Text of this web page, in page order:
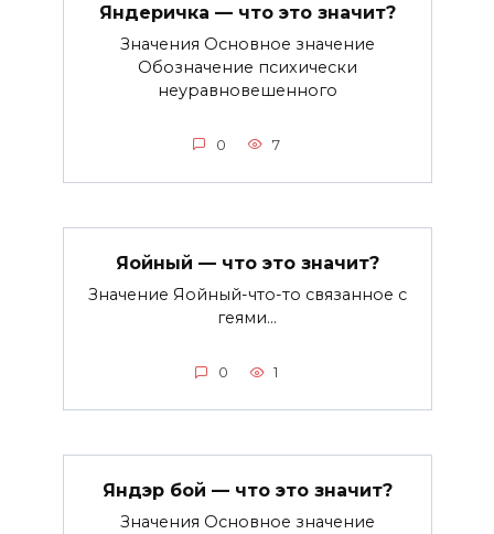
Яндеричка — что это значит?
Значения Основное значение
Обозначение психически
неуравновешенного
0 7
Яойный — что это значит?
Значение Яойный-что-то связанное с
геями…
0 1
Яндэр бой — что это значит?
Значения Основное значение